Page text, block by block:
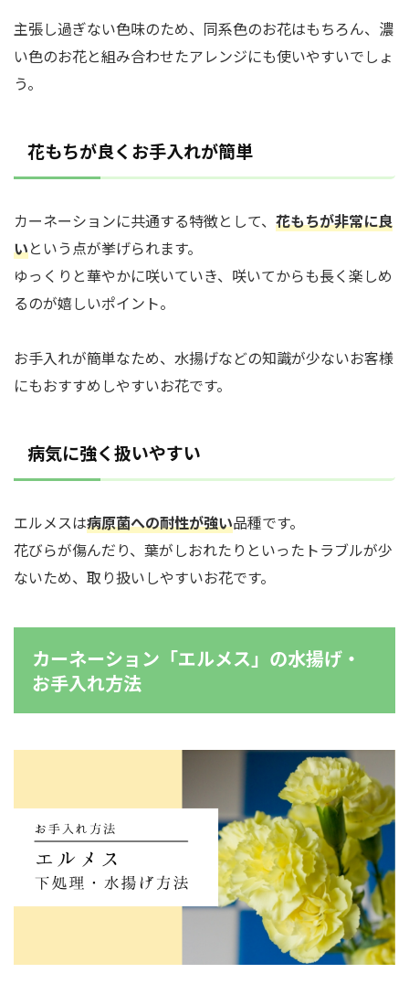
主張し過ぎない色味のため、同系色のお花はもちろん、濃
い色のお花と組み合わせたアレンジにも使いやすいでしょ
う。
花もちが良くお手入れが簡単
カーネーションに共通する特徴として、 花もちが非常に良
いという点が挙げられます。
ゆっくりと華やかに咲いていき、咲いてからも長く楽しめ
るのが嬉しいポイント。
お手入れが簡単なため、水揚げなどの知識が少ないお客様
にもおすすめしやすいお花です。
病気に強く扱いやすい
エルメスは病原菌への耐性が強い品種です。
花びらが傷んだり、葉がしおれたりといったトラブルが少
ないため、取り扱いしやすいお花です。
カーネーション「エルメス」の水揚げ・
お手入れ方法